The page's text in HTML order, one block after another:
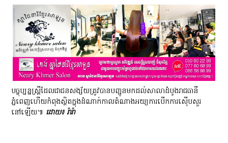
បច្ចុប្បន្នស្រ្តីដែលជាជនសង្ស័យត្រូវបានបញ្ជូនមកដល់សាលាដំបូងរាជធានី
ភ្នំពេញហើយកំពុងស្ថិតក្នុងដំណាក់កាលតំណាងអយ្យការបើកការស៊ើបសួរ
នៅឡើយ៕ ដោយ៖ រ៉ារ៉ា